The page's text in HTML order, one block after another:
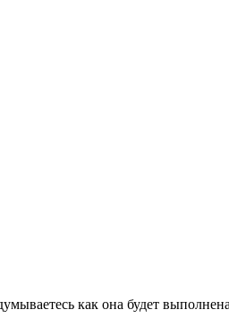
как она будет